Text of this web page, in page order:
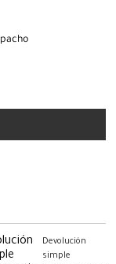
Devolución
simple